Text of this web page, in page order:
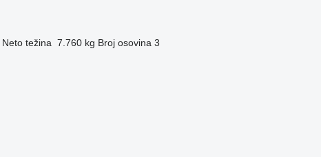
Neto težina 7.760 kg Broj osovina 3